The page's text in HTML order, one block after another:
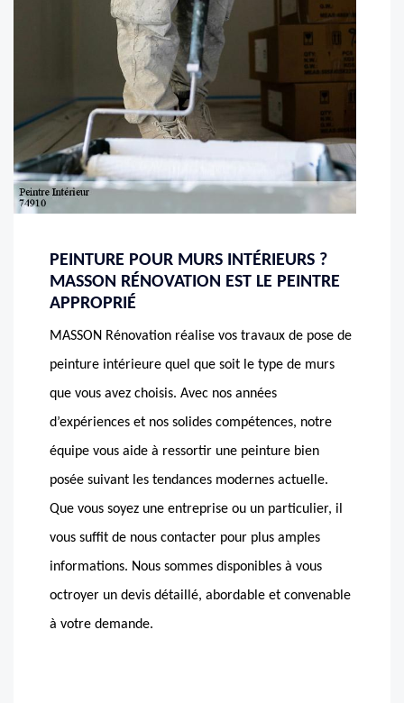
PEINTURE POUR MURS INTÉRIEURS ?
MASSON RÉNOVATION EST LE PEINTRE
APPROPRIÉ
MASSON Rénovation réalise vos travaux de pose de
peinture intérieure quel que soit le type de murs
que vous avez choisis. Avec nos années
d’expériences et nos solides compétences, notre
équipe vous aide à ressortir une peinture bien
posée suivant les tendances modernes actuelle.
Que vous soyez une entreprise ou un particulier, il
vous suffit de nous contacter pour plus amples
informations. Nous sommes disponibles à vous
octroyer un devis détaillé, abordable et convenable
à votre demande.